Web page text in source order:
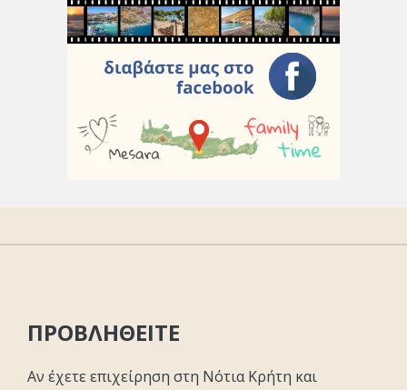
ΠΡΟΒΛΗΘΕΙΤΕ
Αν έχετε επιχείρηση στη Νότια Κρήτη και